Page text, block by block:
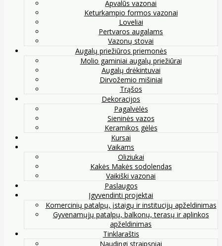
Apvalūs vazonai
Keturkampio formos vazonai
Loveliai
Pertvaros augalams
Vazonų stovai
Augalų priežiūros priemonės
Molio gaminiai augalų priežiūrai
Augalų drėkintuvai
Dirvožemio mišiniai
Trąšos
Dekoracijos
Pagalvėlės
Sieninės vazos
Keramikos gėlės
Kursai
Vaikams
Oliziukai
Kakės Makės sodolendas
Vaikiški vazonai
Paslaugos
Įgyvendinti projektai
Komercinių patalpų, įstaigų ir institucijų apželdinimas
Gyvenamųjų patalpų, balkonų, terasų ir aplinkos
apželdinimas
Tinklaraštis
Naudingi straipsniai